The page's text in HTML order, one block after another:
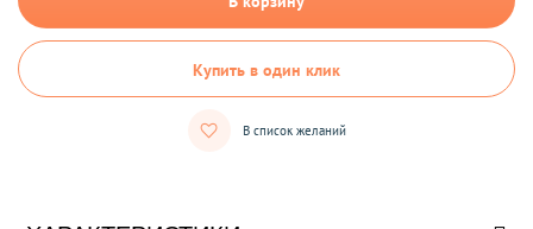
Купить в один клик
В список желаний